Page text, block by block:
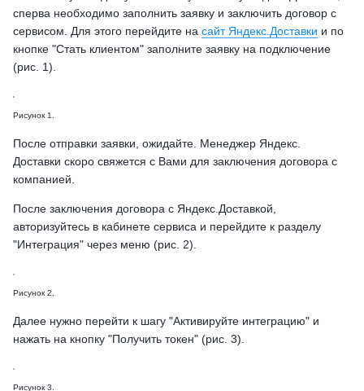
сперва необходимо заполнить заявку и заключить договор с
сервисом. Для этого перейдите на сайт Яндекс.Доставки и по
кнопке "Стать клиентом" заполните заявку на подключение
(рис. 1).
Рисунок 1.
После отправки заявки, ожидайте. Менеджер Яндекс.
Доставки скоро свяжется с Вами для заключения договора с
компанией.
После заключения договора с Яндекс.Доставкой,
авторизуйтесь в кабинете сервиса и перейдите к разделу
"Интеграция" через меню (рис. 2).
Рисунок 2.
Далее нужно перейти к шагу "Активируйте интеграцию" и
нажать на кнопку "Получить токен" (рис. 3).
Рисунок 3.